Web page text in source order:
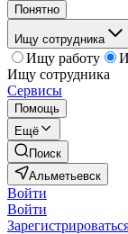
Понятно
Ищу сотрудника
Ищу работу
Ищу сотрудника
Сервисы
Помощь
Ещё
Поиск
Альметьевск
Войти
Войти